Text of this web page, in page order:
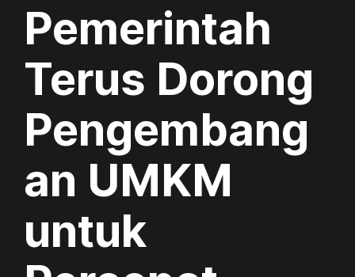
Pemerintah
Terus Dorong
Pengembang
an UMKM
untuk